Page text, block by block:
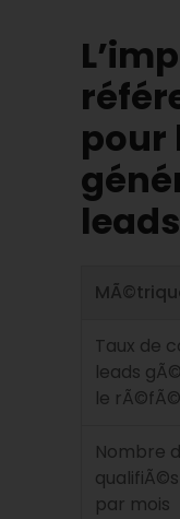
pour
Taux de
leads
le
Nombre
par mois